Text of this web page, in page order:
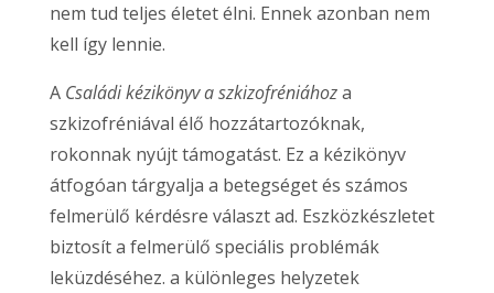
nem tud teljes életet élni. Ennek azonban nem
kell így lennie.
A Családi kézikönyv a szkizofréniáhoza
szkizofréniával élő hozzátartozóknak,
rokonnak nyújt támogatást. Ez a kézikönyv
átfogóan tárgyalja a betegséget és számos
felmerülő kérdésre választ ad. Eszközkészletet
biztosít a felmerülő speciális problémák
leküzdéséhez. a különleges helyzetek